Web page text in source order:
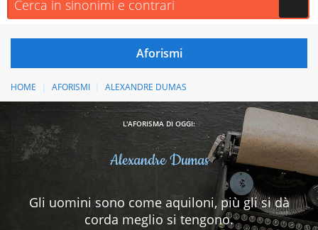
HOME AFORISMI ALEXANDRE DUMAS
L'AFORISMA DI OGGI:
Alexandre Dumas
Gli uomini sono come aquiloni, più gli si dà
corda meglio si tengono.